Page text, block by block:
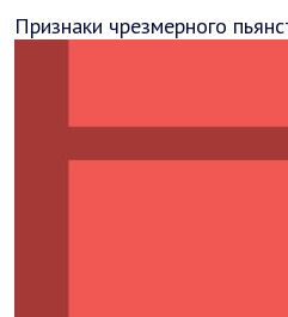
Признаки чрезмерного